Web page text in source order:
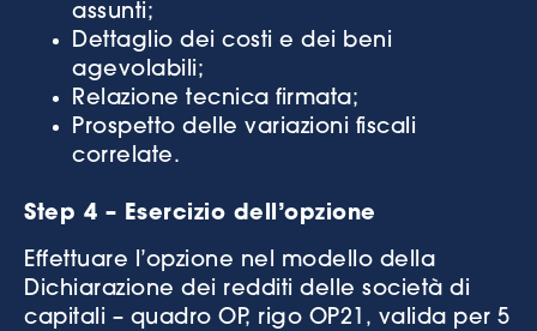
assunti;
Dettaglio dei costi e dei beni
agevolabili;
Relazione tecnica firmata;
Prospetto delle variazioni fiscali
correlate.
Step 4 – Esercizio dell’opzione
Effettuare l’opzione nel modello della
Dichiarazione dei redditi delle società di
capitali – quadro OP, rigo OP21, valida per 5